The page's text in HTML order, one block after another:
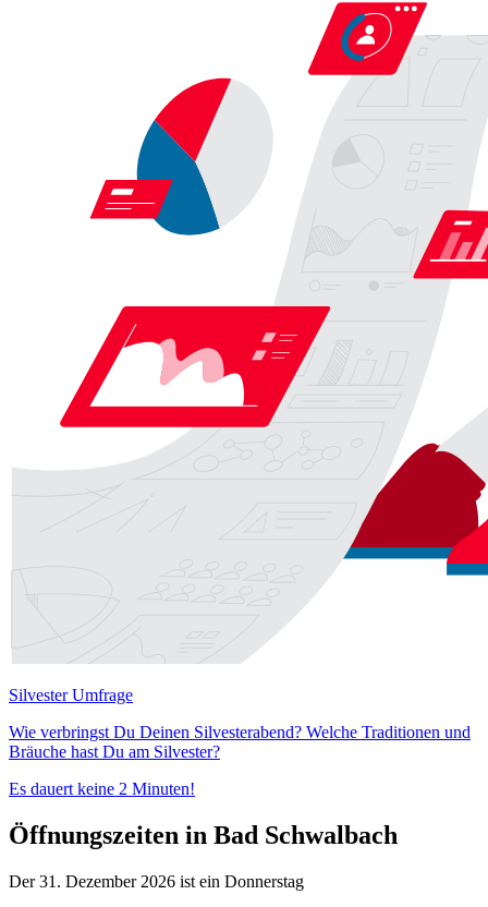
Silvester Umfrage
Wie verbringst Du Deinen Silvesterabend? Welche Traditionen und
Bräuche hast Du am Silvester?
Es dauert keine 2 Minuten!
Öffnungszeiten in Bad Schwalbach
Der 31. Dezember 2026 ist ein Donnerstag